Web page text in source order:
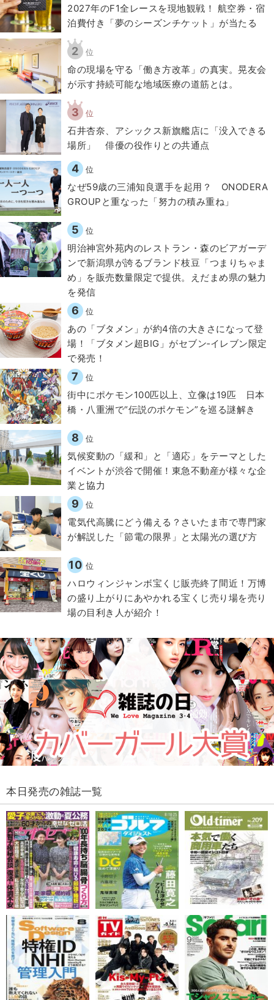
2027年のF1全レースを現地観戦！ 航空券・宿
泊費付き「夢のシーズンチケット」が当たる
2 位
​命の現場を守る「働き方改革」の真実。晃友会
が示す持続可能な地域医療の道筋とは。
3 位
石井杏奈、アシックス新旗艦店に「没入できる
場所」 俳優の役作りとの共通点
4 位
なぜ59歳の三浦知良選手を起用？ ONODERA
GROUPと重なった「努力の積み重ね」
5 位
明治神宮外苑内のレストラン・森のビアガーデ
ンで新潟県が誇るブランド枝豆「つまりちゃま
め」を販売数量限定で提供。えだまめ県の魅力
を発信
6 位
あの「ブタメン」が約4倍の大きさになって登
場！「ブタメン超BIG」がセブン‐イレブン限定
で発売！
7 位
街中にポケモン100匹以上、立像は19匹 日本
橋・八重洲で“伝説のポケモン”を巡る謎解き
8 位
気候変動の「緩和」と「適応」をテーマとした
イベントが渋谷で開催！東急不動産が様々な企
業と協力
9 位
電気代高騰にどう備える？さいたま市で専門家
が解説した「節電の限界」と太陽光の選び方
10 位
ハロウィンジャンボ宝くじ販売終了間近！万博
の盛り上がりにあやかれる宝くじ売り場を売り
場の目利き人が紹介！
本日発売の雑誌一覧